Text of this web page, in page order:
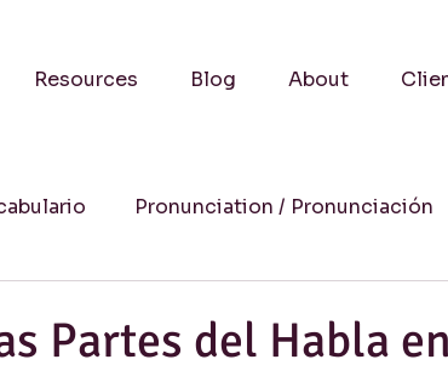
Resources Blog About
Pronunciation / Pronunciación
Partes del Habla